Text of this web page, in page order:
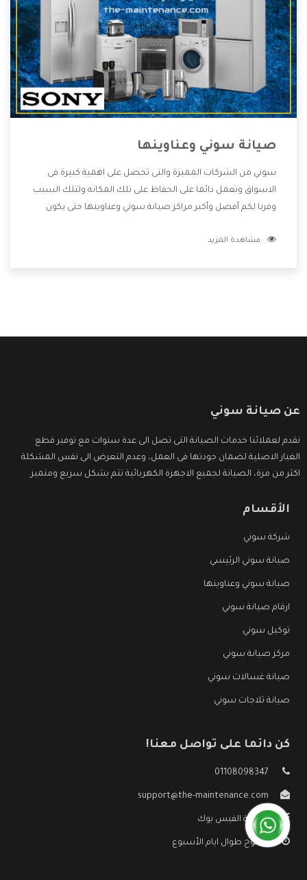
صيانة سوني وعناوينها
سوني من الشركات المميزة والتى تحصل على اهمية كبيرة فى
الاسواق وتعمل دائما على الحفاظ على تلك المكانه ولتلك السبب
وفرنا لكم أفضل وأكبر مراكز صيانة سوني وعناوينها حتى يكون
دون اى ازعاج كما أننا نهتم بكل ما يحتاجه المستهلك لكى نحافظ
مشاهدة المزيد
عن صيانة سوني
نقدم لعملائنا خدمات الصيانة التى تصل الى عدة سنوات مع توفير قطع
الغيار الاصلية لضمان جودتها فى العمل، وعدم التعرض الى نفس المشكلة
اكثر من مرة، الصيانة لجميع الاجهزة الكهربائية تتم بشكل سريع ومتميز.
الأقسام
شركة سوني
صيانة سوني الرئيسي
صيانة سوني وعناوينها
ارقام صيانة سوني
توكيل سوني
مركز صيانة سوني
صيانة غسالات سوني
صيانة ثلاجات سوني
كن دائما على تواصل معنا!
01108098347
support@the-maintenance.com
صفحة الفيس بوك
مفتوح طوال ايام الأسبوع